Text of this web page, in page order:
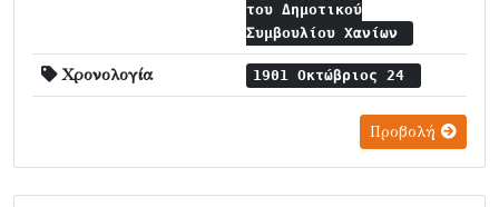
του Δημοτικού
Συμβουλίου Χανίων
Χρονολογία 1901 Οκτώβριος 24
Προβολή